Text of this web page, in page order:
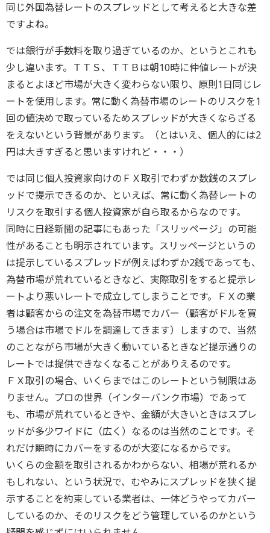
同じ外国為替レートのスプレッドとして考えると大きな差
ですよね。
では銀行が手数料を取り過ぎているのか、というとこれも
少し違います。ＴＴＳ、ＴＴＢは朝10時に仲値レートが決
まるとよほど市場が大きく変わらない限り、原則1日同じレ
ートを使用します。常に動く為替市場のレートのリスクを1
回の値決めで取っているためスプレッドが大きくならざる
をえないという背景があります。（とはいえ、個人的には2
円は大きすぎると思いますけれど・・・）
では同じ個人投資家向けのＦＸ取引でわずか数銭のスプレ
ッドで提示できるのか、といえば、常に動く為替レートの
リスクを取引する個人投資家が自ら取るからなのです。
同時に日経新聞の記事にもあった「スリッページ」の可能
性があることも明示されています。スリッページというの
は提示しているスプレッドが例えばわずか2銭であっても、
為替市場が荒れているときなど、実際取引をすると提示レ
ートより悪いレートで成立してしまうことです。ＦＸの業
者は顧客からの注文を為替市場でカバー（顧客がドルを買
う場合は市場でドルを調達してきます）しますので、当然
のことながら市場が大きく動いているときなど提示通りの
レートでは提供できなくなることがありえるのです。
ＦＸ取引の場合、いくらまではこのレートという制限はあ
りません。プロの世界（インターバンク市場）であって
も、市場が荒れているときや、金額が大きいときはスプレ
ッドが多少ワイドに（広く）なるのは当然のことです。そ
れだけ瞬時にカバーをするのが大変になるからです。
いくらの金額を取引されるかわからない、相場が荒れるか
もしれない、という状況で、むやみにスプレッドを狭く提
示することを約束している業者は、一体どうやってカバー
しているのか、そのリスクをどう管理しているのかという